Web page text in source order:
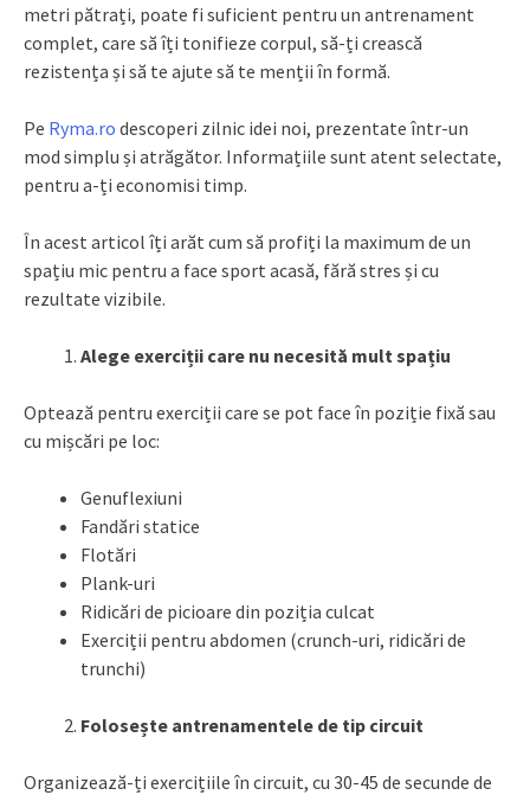
metri pătrați, poate fi suficient pentru un antrenament
complet, care să îți tonifieze corpul, să-ți crească
rezistența și să te ajute să te menții în formă.
Pe Ryma.ro descoperi zilnic idei noi, prezentate într-un
mod simplu și atrăgător. Informațiile sunt atent selectate,
pentru a-ți economisi timp.
În acest articol îți arăt cum să profiți la maximum de un
spațiu mic pentru a face sport acasă, fără stres și cu
rezultate vizibile.
Alege exerciții care nu necesită mult spațiu
Optează pentru exerciții care se pot face în poziție fixă sau
cu mișcări pe loc:
Genuflexiuni
Fandări statice
Flotări
Plank-uri
Ridicări de picioare din poziția culcat
Exerciții pentru abdomen (crunch-uri, ridicări de
trunchi)
Folosește antrenamentele de tip circuit
Organizează-ți exercițiile în circuit, cu 30-45 de secunde de